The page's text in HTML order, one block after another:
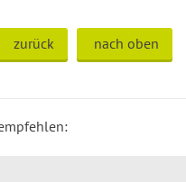
zurück nach oben